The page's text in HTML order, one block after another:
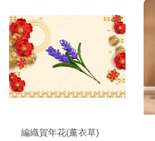
編織賀年花(薰衣草)